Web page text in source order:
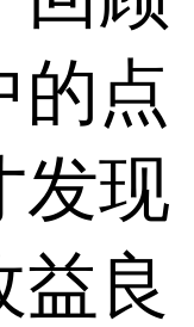
的点
发现
益良